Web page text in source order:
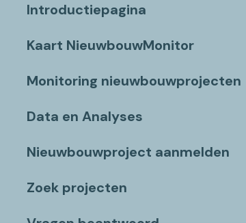
Introductiepagina
Kaart NieuwbouwMonitor
Monitoring nieuwbouwprojecten
Data en Analyses
Nieuwbouwproject aanmelden
Zoek projecten